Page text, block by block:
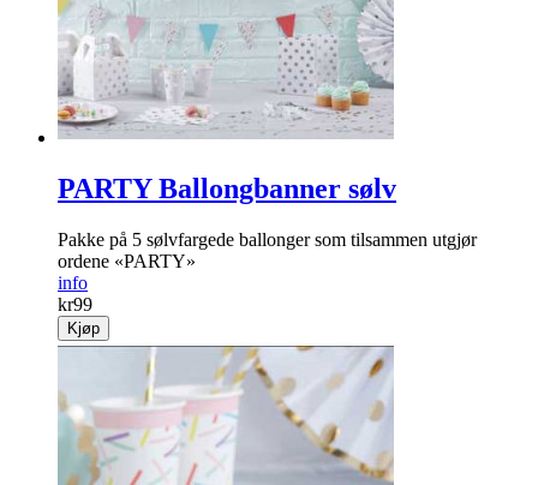
PARTY Ballongbanner sølv
Pakke på 5 sølvfargede ballonger som tilsammen utgjør
ordene «PARTY»
info
kr99
Kjøp